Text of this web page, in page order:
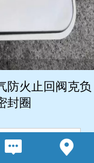
防火止回阀克负
封圈